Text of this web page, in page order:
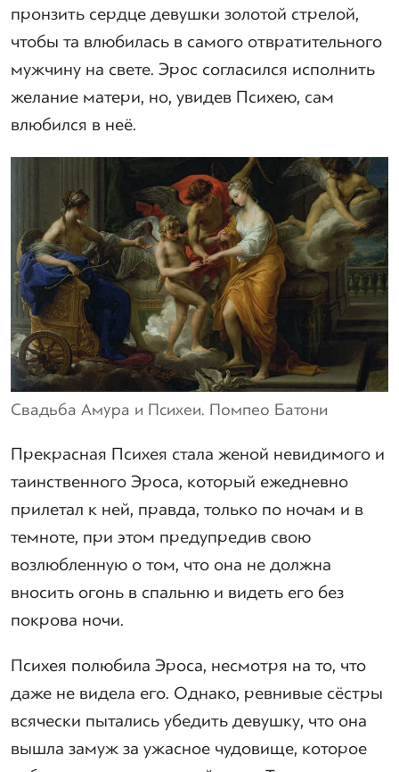
пронзить сердце девушки золотой стрелой,
чтобы та влюбилась в самого отвратительного
мужчину на свете. Эрос согласился исполнить
желание матери, но, увидев Психею, сам
влюбился в неё.
Свадьба Амура и Психеи. Помпео Батони
Прекрасная Психея стала женой невидимого и
таинственного Эроса, который ежедневно
прилетал к ней, правда, только по ночам и в
темноте, при этом предупредив свою
возлюбленную о том, что она не должна
вносить огонь в спальню и видеть его без
покрова ночи.
Психея полюбила Эроса, несмотря на то, что
даже не видела его. Однако, ревнивые сёстры
всячески пытались убедить девушку, что она
вышла замуж за ужасное чудовище, которое